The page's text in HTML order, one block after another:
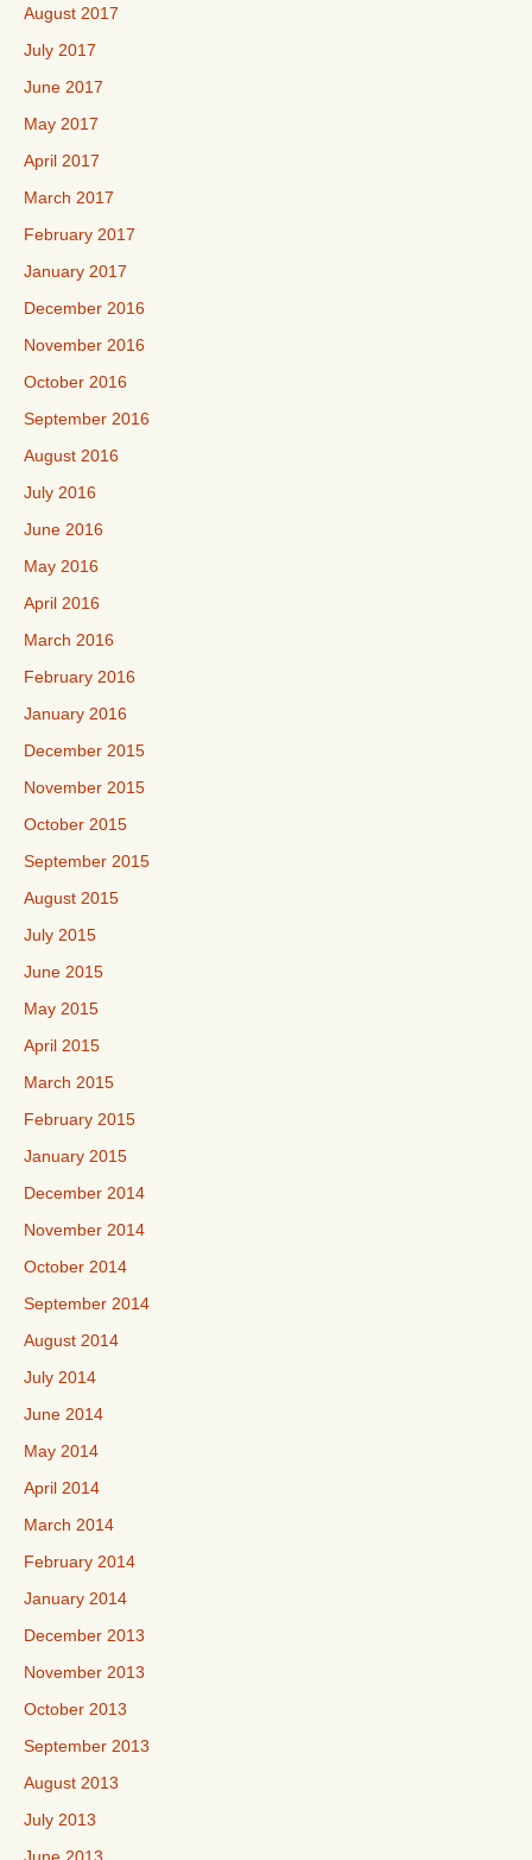
August 2017
July 2017
June 2017
May 2017
April 2017
March 2017
February 2017
January 2017
December 2016
November 2016
October 2016
September 2016
August 2016
July 2016
June 2016
May 2016
April 2016
March 2016
February 2016
January 2016
December 2015
November 2015
October 2015
September 2015
August 2015
July 2015
June 2015
May 2015
April 2015
March 2015
February 2015
January 2015
December 2014
November 2014
October 2014
September 2014
August 2014
July 2014
June 2014
May 2014
April 2014
March 2014
February 2014
January 2014
December 2013
November 2013
October 2013
September 2013
August 2013
July 2013